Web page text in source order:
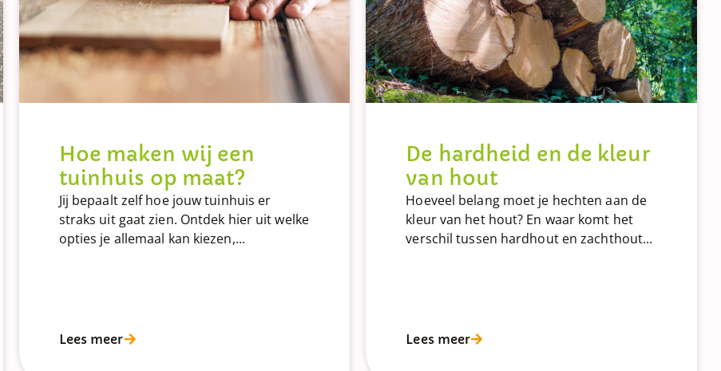
Hoe maken wij een
tuinhuis op maat?
Jij bepaalt zelf hoe jouw tuinhuis er
straks uit gaat zien. Ontdek hier uit welke
opties je allemaal kan kiezen,...
Lees meer
De hardheid en de kleur
van hout
Hoeveel belang moet je hechten aan de
kleur van het hout? En waar komt het
verschil tussen hardhout en zachthout...
Lees meer